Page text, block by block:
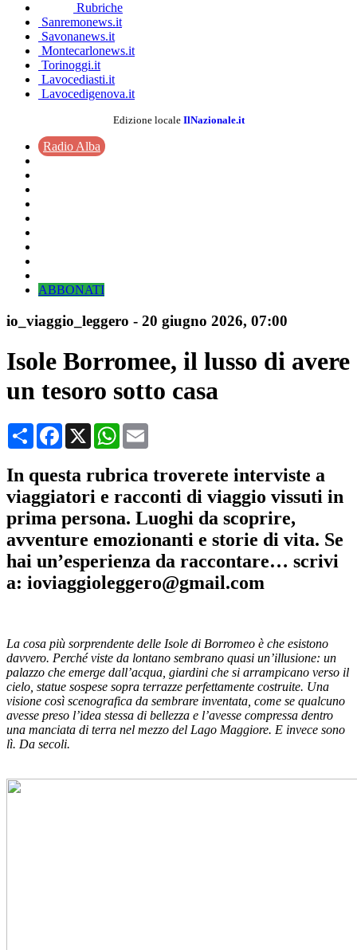
Rubriche
Sanremonews.it
Savonanews.it
Montecarlonews.it
Torinoggi.it
Lavocediasti.it
Lavocedigenova.it
Edizione locale IlNazionale.it
Radio Alba
ABBONATI
io_viaggio_leggero - 20 giugno 2026, 07:00
Isole Borromee, il lusso di avere
un tesoro sotto casa
CondividiFacebook
X WhatsApp
In questa rubrica troverete interviste a
viaggiatori e racconti di viaggio vissuti in
prima persona. Luoghi da scoprire,
avventure emozionanti e storie di vita. Se
hai un’esperienza da raccontare… scrivi
a: ioviaggioleggero@gmail.com
La cosa più sorprendente delle Isole di Borromeo è che esistono
davvero. Perché viste da lontano sembrano quasi un’illusione: un
palazzo che emerge dall’acqua, giardini che si arrampicano verso il
cielo, statue sospese sopra terrazze perfettamente costruite. Una
visione così scenografica da sembrare inventata, come se qualcuno
avesse preso l’idea stessa di bellezza e l’avesse compressa dentro
una manciata di terra nel mezzo del Lago Maggiore. E invece sono
lì. Da secoli.